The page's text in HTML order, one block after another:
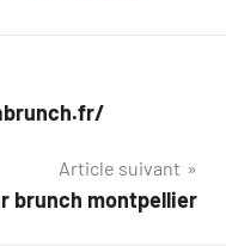
Article suivant
brunch montpellier